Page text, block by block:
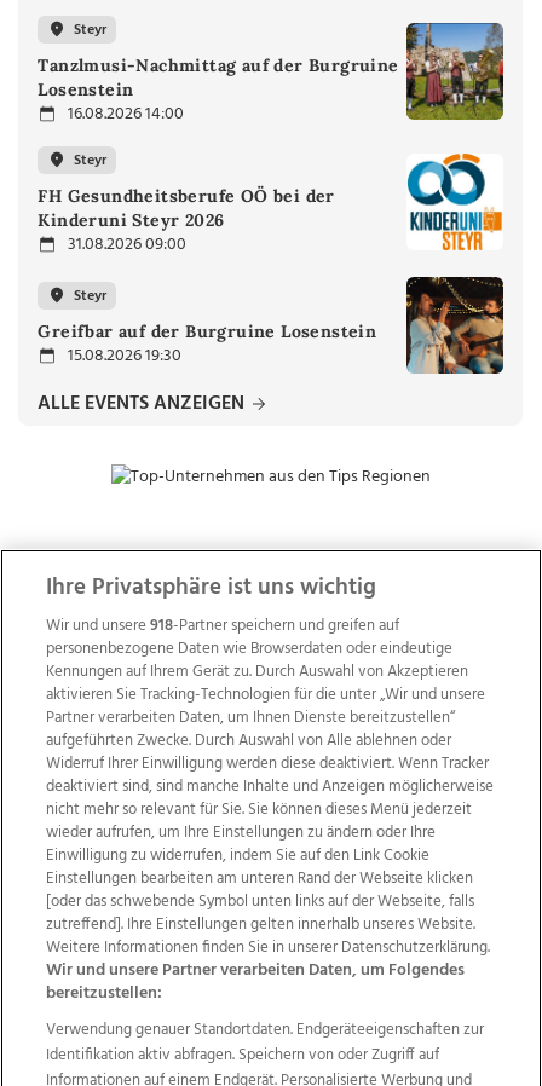
Steyr
Tanzlmusi-Nachmittag auf der Burgruine
Losenstein
16.08.2026 14:00
Steyr
FH Gesundheitsberufe OÖ bei der
Kinderuni Steyr 2026
31.08.2026 09:00
Steyr
Greifbar auf der Burgruine Losenstein
15.08.2026 19:30
ALLE EVENTS ANZEIGEN
ZUR NACHRICHTENÜBERSICHT
Wir über uns Mediadaten Kontakt
Jobs
Datenschutz
Impressum
AGB Anzeigekunden
AGB Website
Ehrenkodex Politische Werbung
Weitere Angebote des Medienhauses Wimmer
TV1 di-mog-i.at OÖNow Ischler Woche
Ihre Privatsphäre ist uns wichtig
Wir und unsere918-Partner speichern und greifen auf
personenbezogene Daten wie Browserdaten oder eindeutige
Kennungen auf Ihrem Gerät zu. Durch Auswahl von Akzeptieren
aktivieren Sie Tracking-Technologien für die unter „Wir und unsere
Partner verarbeiten Daten, um Ihnen Dienste bereitzustellen“
aufgeführten Zwecke. Durch Auswahl von Alle ablehnen oder
Widerruf Ihrer Einwilligung werden diese deaktiviert. Wenn Tracker
deaktiviert sind, sind manche Inhalte und Anzeigen möglicherweise
nicht mehr so relevant für Sie. Sie können dieses Menü jederzeit
wieder aufrufen, um Ihre Einstellungen zu ändern oder Ihre
Einwilligung zu widerrufen, indem Sie auf den Link Cookie
Einstellungen bearbeiten am unteren Rand der Webseite klicken
[oder das schwebende Symbol unten links auf der Webseite, falls
zutreffend]. Ihre Einstellungen gelten innerhalb unseres Website.
Weitere Informationen finden Sie in unserer Datenschutzerklärung.
Wir und unsere Partner verarbeiten Daten, um Folgendes
bereitzustellen:
Verwendung genauer Standortdaten. Endgeräteeigenschaften zur
Identifikation aktiv abfragen. Speichern von oder Zugriff auf
Informationen auf einem Endgerät. Personalisierte Werbung und